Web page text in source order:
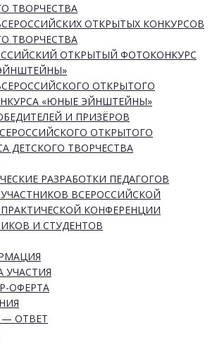
ТВОРЧЕСТВА
ОТКРЫТЫХ КОНКУРСОВ
ТВОРЧЕСТВА
ОТКРЫТЫЙ ФОТОКОНКУРС
ОТКРЫТОГО
«ЮНЫЕ ЭЙНШТЕЙНЫ»
И ПРИЗЁРОВ
ОТКРЫТОГО
ДЕТСКОГО ТВОРЧЕСТВА
РАЗРАБОТКИ ПЕДАГОГОВ
ВСЕРОССИЙСКОЙ
КОНФЕРЕНЦИИ
И СТУДЕНТОВ
УЧАСТИЯ
ОФЕРТА
ОТВЕТ